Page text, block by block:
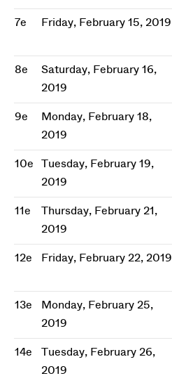
7e Friday, February 15, 2019
8e
Saturday, February 16,
2019
9e
Monday, February 18,
2019
10e
Tuesday, February 19,
2019
11e
Thursday, February 21,
2019
12e Friday, February 22, 2019
13e
Monday, February 25,
2019
14e
Tuesday, February 26,
2019